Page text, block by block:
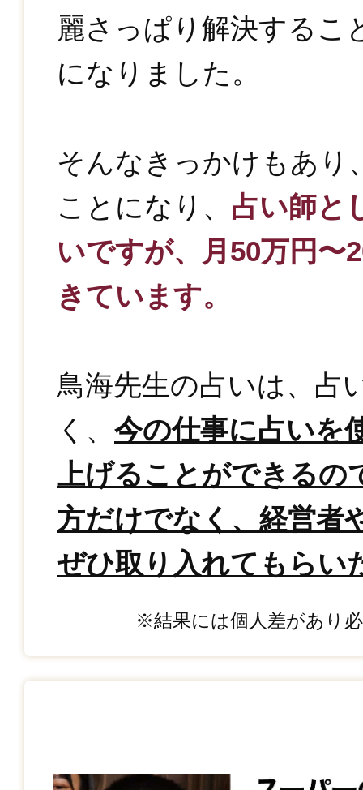
麗さっぱり解決するこ
になりました。
そんなきっかけもあり
ことになり、 占い師と
いですが、月50万円〜
きています。
鳥海先生の占いは、占
く、 今の仕事に占いを
上げることができるの
方だけでなく、経営者
ぜひ取り入れてもらい
※結果には個人差があり